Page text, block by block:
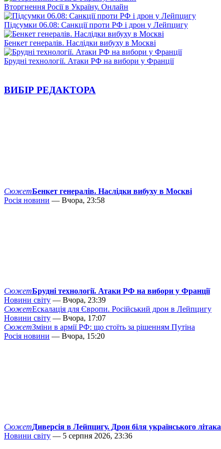
Вторгнення Росії в Україну. Онлайн
Підсумки 06.08: Санкції проти РФ і дрон у Лейпцигу
Бенкет генералів. Наслідки вибуху в Москві
Брудні технології. Атаки РФ на вибори у Франції
ВИБІР РЕДАКТОРА
СюжетБенкет генералів. Наслідки вибуху в Москві
Росія новини — Вчора, 23:58
СюжетБрудні технології. Атаки РФ на вибори у Франції
Новини світу — Вчора, 23:39
СюжетЕскалація для Європи. Російський дрон в Лейпцигу
Новини світу — Вчора, 17:07
СюжетЗміни в армії РФ: що стоїть за рішенням Путіна
Росія новини — Вчора, 15:20
СюжетДиверсія в Лейпцигу. Дрон біля українського літака
Новини світу — 5 серпня 2026, 23:36